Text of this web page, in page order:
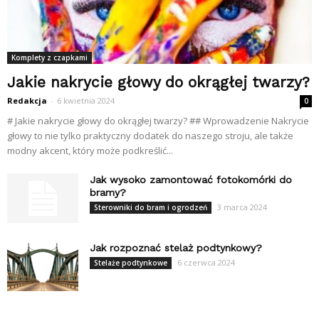
Komplety z czapkami
Jakie nakrycie głowy do okrągłej twarzy?
Redakcja - 6 kwietnia 2024 0
# Jakie nakrycie głowy do okrągłej twarzy? ## Wprowadzenie Nakrycie
głowy to nie tylko praktyczny dodatek do naszego stroju, ale także
modny akcent, który może podkreślić...
Jak wysoko zamontować fotokomórki do
bramy?
Sterowniki do bram i ogrodzeń 3 marca 2024
Jak rozpoznać stelaż podtynkowy?
Stelaże podtynkowe 6 czerwca 2024